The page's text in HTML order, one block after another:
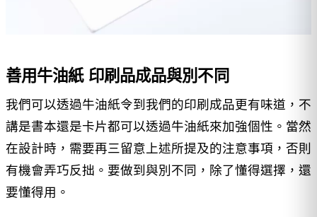
善用牛油紙 印刷品成品與別不同
我們可以透過牛油紙令到我們的印刷成品更有味道，不
講是書本還是卡片都可以透過牛油紙來加強個性。當然
在設計時，需要再三留意上述所提及的注意事項，否則
有機會弄巧反拙。要做到與別不同，除了懂得選擇，還
要懂得用。